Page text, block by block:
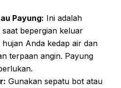
Payung: Ini adalah
bepergian keluar
Anda kedap air dan
terpaan angin. Payung
Gunakan sepatu bot atau